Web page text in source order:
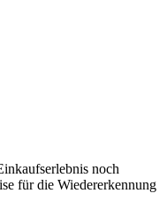
noch
für die Wiedererkennung